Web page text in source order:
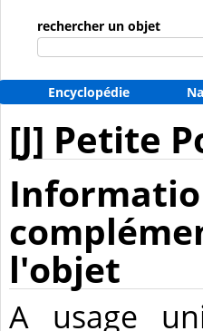
rechercher un objet
Encyclopédie
[J] Petite
l'objet
A usage